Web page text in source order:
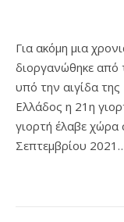
Για ακόμη μια χρονιά και μάλιστα για την 21η
διοργανώθηκε από
υπό την αιγίδα
Ελλάδος η 21η
γιορτή έλαβε
Σεπτεμβρίου